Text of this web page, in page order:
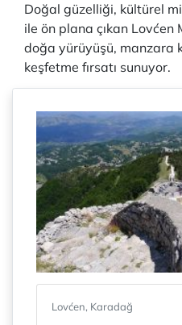
Doğal güzelliği, kültürel
ile ön plana çıkan Lovćen
doğa yürüyüşü, manzara
keşfetme fırsatı sunuyor.
Lovćen, Karadağ